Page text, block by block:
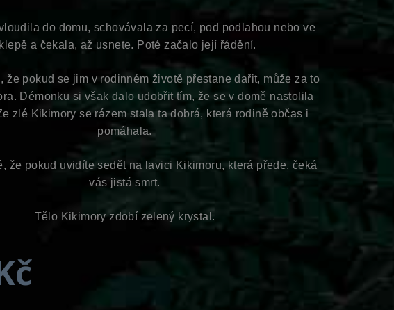
do domu, schovávala za pecí, pod podlahou nebo ve
a čekala, až usnete. Poté začalo její řádění.
že pokud se jim v rodinném životě přestane dařit, může za to
Démonku si však dalo udobřit tím, že se v domě nastolila
zlé Kikimory se rázem stala ta dobrá, která rodině občas i
pomáhala.
že pokud uvidíte sedět na lavici Kikimoru, která přede, čeká
vás jistá smrt.
Tělo Kikimory zdobí zelený krystal.